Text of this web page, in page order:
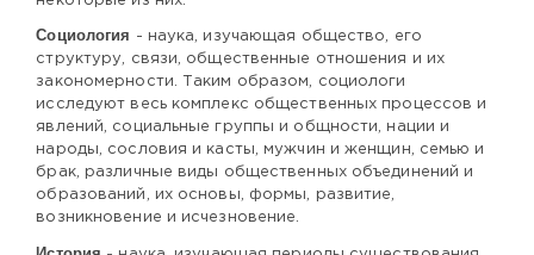
Социология
- наука, изучающая общество, его
структуру, связи, общественные отношения и их
закономерности. Таким образом, социологи
исследуют весь комплекс общественных процессов и
явлений, социальные группы и общности, нации и
народы, сословия и касты, мужчин и женщин, семью и
брак, различные виды общественных объединений и
образований, их основы, формы, развитие,
возникновение и исчезновение.